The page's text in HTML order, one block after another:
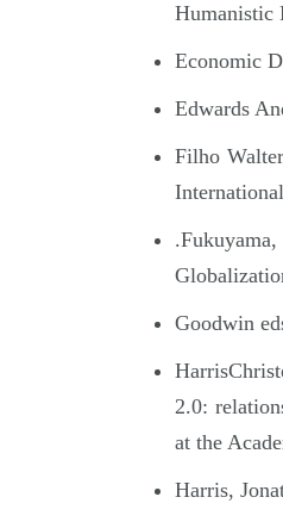
Humanistic
Economic
Edwards
Filho
Goodwin
2.0:
at the
Harris,